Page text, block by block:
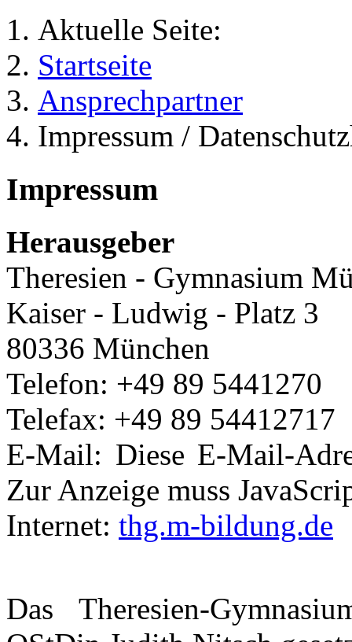
Aktuelle Seite:
Startseite
Ansprechpartner
Impressum /
Impressum
Herausgeber
Theresien - Gymnasium
Kaiser - Ludwig - Platz 3
80336 München
Telefon: +49 89 5441270
Telefax: +49 89 54412717
E-Mail: Diese E-Mail-
Zur Anzeige muss
Internet: thg.m-bildung.de
Das Theresien-